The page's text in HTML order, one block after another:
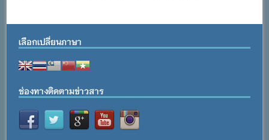
เลือกเปลี่ยนภาษา
ช่องทางติดตามข่าวสาร